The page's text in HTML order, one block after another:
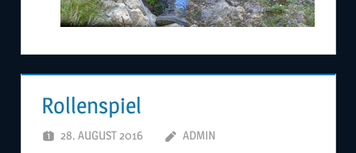
Rollenspiel
28. AUGUST 2016 ADMIN